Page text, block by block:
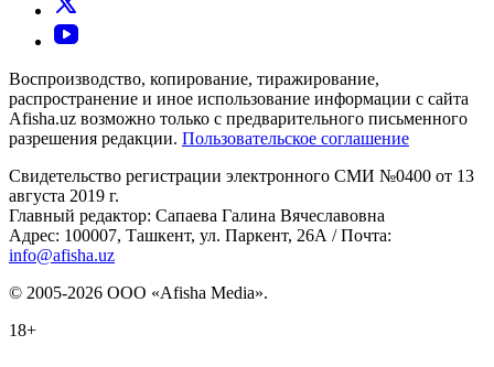
Воспроизводство, копирование, тиражирование,
распространение и иное использование информации с сайта
Afisha.uz возможно только с предварительного письменного
разрешения редакции. Пользовательское соглашение
Свидетельство регистрации электронного СМИ №0400 от 13
августа 2019 г.
Главный редактор: Сапаева Галина Вячеславовна
Адрес: 100007, Ташкент, ул. Паркент, 26А / Почта:
info@afisha.uz
© 2005-2026 ООО «Afisha Media».
18+